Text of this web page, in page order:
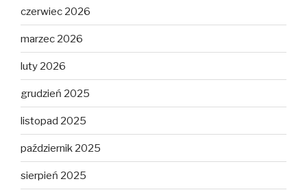
czerwiec 2026
marzec 2026
luty 2026
grudzień 2025
listopad 2025
październik 2025
sierpień 2025